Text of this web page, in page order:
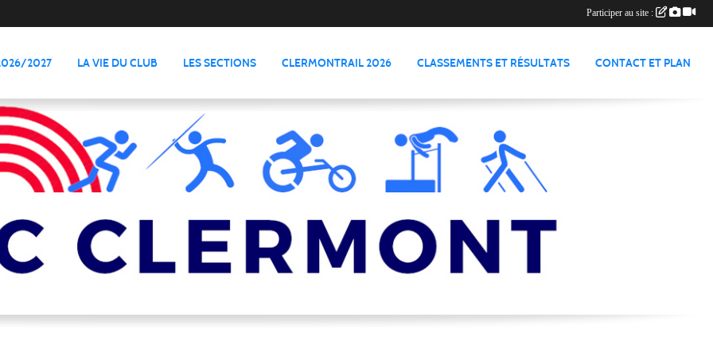
2027 LA VIE DU CLUB LES SECTIONS CLERMONTRAIL 2026 CLASSEMENTS ET RÉSULTATS CONTACT ET PLAN
Participer au site :